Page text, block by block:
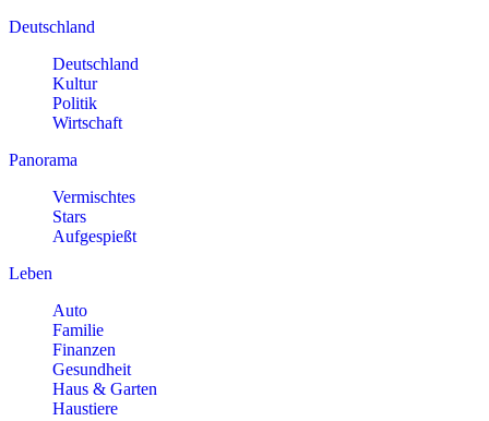
Deutschland
Deutschland
Kultur
Politik
Wirtschaft
Panorama
Vermischtes
Stars
Aufgespießt
Leben
Auto
Familie
Finanzen
Gesundheit
Haus & Garten
Haustiere